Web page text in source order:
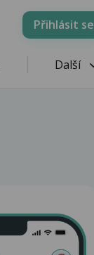
Přihlásit se
Další